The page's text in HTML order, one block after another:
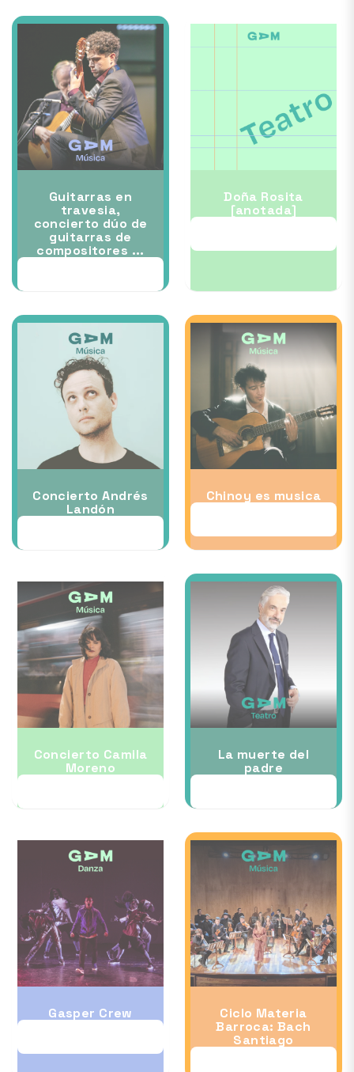
Guitarras en
travesia,
concierto dúo de
guitarras de
compositores ...
Doña Rosita
[anotada]
Concierto Andrés
Landón
Chinoy es musica
Concierto Camila
Moreno
La muerte del
padre
Gasper Crew
Ciclo Materia
Barroca: Bach
Santiago